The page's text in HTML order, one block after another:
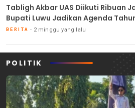
Tabligh Akbar UAS Diikuti Ribuan
Bupati Luwu Jadikan Agenda
BERITA 2 minggu yang lalu
POLITIK